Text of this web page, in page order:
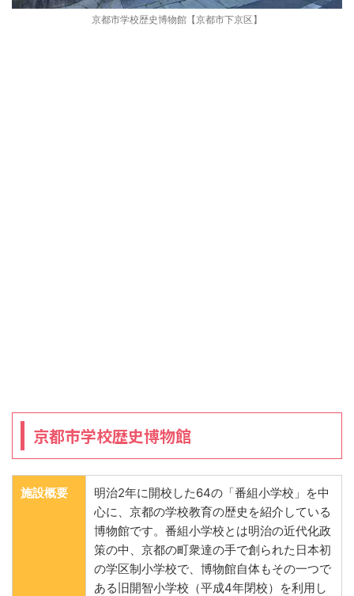
京都市学校歴史博物館【京都市下京区】
京都市学校歴史博物館
施設概要
明治2年に開校した64の「番組小学校」を中
心に、京都の学校教育の歴史を紹介している
博物館です。番組小学校とは明治の近代化政
策の中、京都の町衆達の手で創られた日本初
の学区制小学校で、博物館自体もその一つで
ある旧開智小学校（平成4年閉校）を利用し